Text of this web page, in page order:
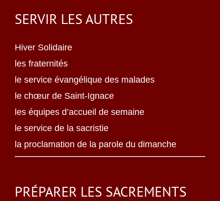
SERVIR LES AUTRES
Hiver Solidaire
les fraternités
le service évangélique des malades
le chœur de Saint-Ignace
les équipes d’accueil de semaine
le service de la sacristie
la proclamation de la parole du dimanche
PRÉPARER LES SACREMENTS